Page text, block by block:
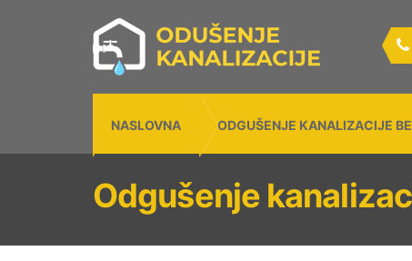
NASLOVNA ODGUŠENJE KANALIZACIJE
Odgušenje